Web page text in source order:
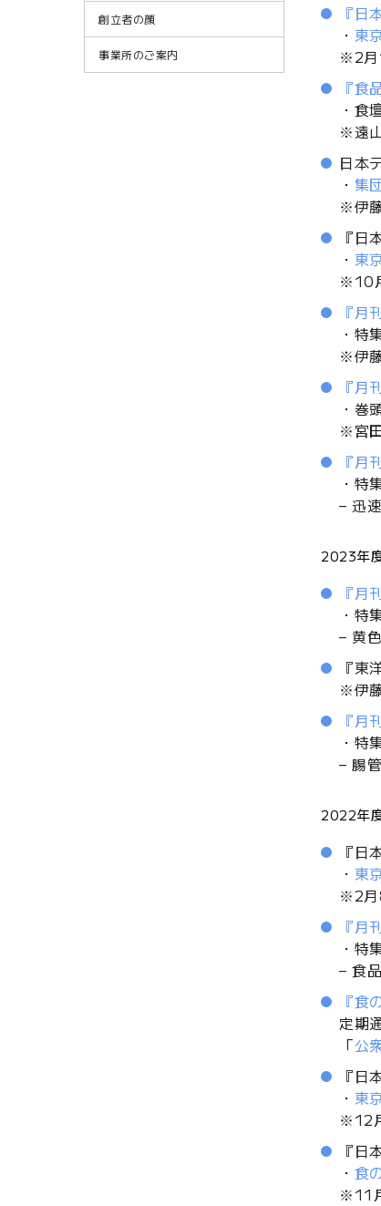
『日
・ 東
※2月
『食
・食
※遠
日本
・ 集
※伊
『
・ 東
※10
『月
・特
※伊
『月
・巻
※宮
『月
・特
– 迅
2023年
『月
・特
– 黄
『東
※伊
『月
・特
– 腸
2022年
『日
・ 東
※2月
『月
・特
– 食
『
定期
「公
『
・ 東
※12
『
・ 食
※11
創立者の顔
事業所のご案内